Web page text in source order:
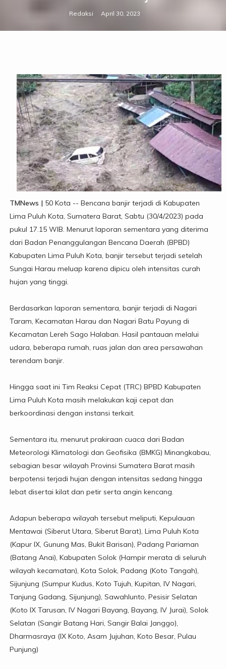
Redaksi April 30, 2023
TMNews | 50 Kota -- Bencana banjir terjadi di Kabupaten
Lima Puluh Kota, Sumatera Barat, Sabtu (30/4/2023) pada
pukul 17.15 WIB. Menurut laporan sementara yang diterima
dari Badan Penanggulangan Bencana Daerah (BPBD)
Kabupaten Lima Puluh Kota, banjir tersebut terjadi setelah
Sungai Harau meluap karena dipicu oleh intensitas curah
hujan yang tinggi.
Berdasarkan laporan sementara, banjir terjadi di Nagari
Taram, Kecamatan Harau dan Nagari Batu Payung di
Kecamatan Lereh Sago Halaban. Hasil pantauan melalui
udara, beberapa rumah, ruas jalan dan area persawahan
terendam banjir.
Hingga saat ini Tim Reaksi Cepat (TRC) BPBD Kabupaten
Lima Puluh Kota masih melakukan kaji cepat dan
berkoordinasi dengan instansi terkait.
Sementara itu, menurut prakiraan cuaca dari Badan
Meteorologi Klimatologi dan Geofisika (BMKG) Minangkabau,
sebagian besar wilayah Provinsi Sumatera Barat masih
berpotensi terjadi hujan dengan intensitas sedang hingga
lebat disertai kilat dan petir serta angin kencang.
Adapun beberapa wilayah tersebut meliputi, Kepulauan
Mentawai (Siberut Utara, Siberut Barat), Lima Puluh Kota
(Kapur IX, Gunung Mas, Bukit Barisan), Padang Pariaman
(Batang Anai), Kabupaten Solok (Hampir merata di seluruh
wilayah kecamatan), Kota Solok, Padang (Koto Tangah),
Sijunjung (Sumpur Kudus, Koto Tujuh, Kupitan, IV Nagari,
Tanjung Gadang, Sijunjung), Sawahlunto, Pesisir Selatan
(Koto IX Tarusan, IV Nagari Bayang, Bayang, IV Jurai), Solok
Selatan (Sangir Batang Hari, Sangir Balai Janggo),
Dharmasraya (IX Koto, Asam Jujuhan, Koto Besar, Pulau
Punjung)